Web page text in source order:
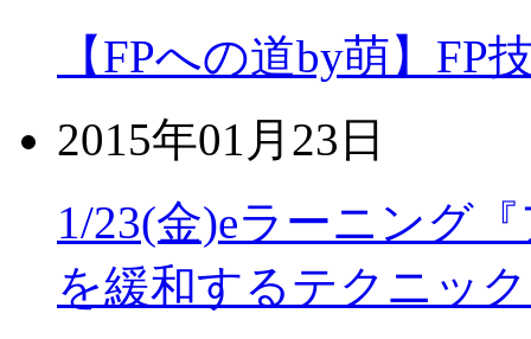
【FPへの道by萌】
2015年01月23日
1/23(金)eラーニング
を緩和するテクニッ